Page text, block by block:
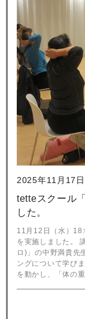
2025年11月17日
tetteスクール
した。
11月12日（水）
を実施しました。
ロ)」の中野満貴先
ングについて学び
を動かし、「体の